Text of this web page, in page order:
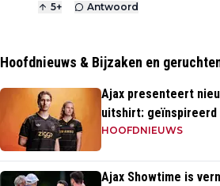
5+ Antwoord
Hoofdnieuws & Bijzaken en
Ajax presenteert
uitshirt: geïnspireerd
momenten uit
HOOFDNIEUWS
Ajax Showtime is